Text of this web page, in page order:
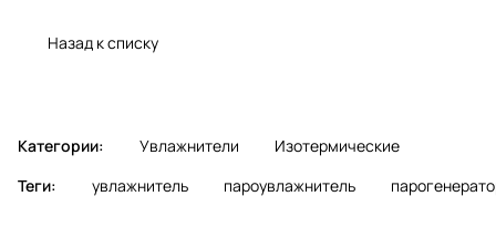
Назад к списку
Категории: Увлажнители
Изотермические
Теги:
увлажнитель пароувлажнитель